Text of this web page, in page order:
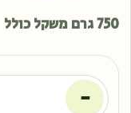
750 גרם משקל כולל
-